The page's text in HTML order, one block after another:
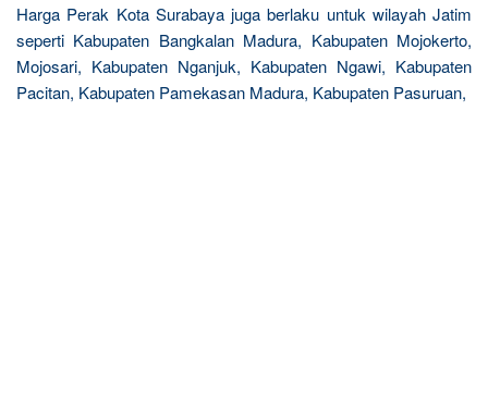
Harga Perak Kota Surabaya juga berlaku untuk wilayah Jatim
seperti Kabupaten Bangkalan Madura, Kabupaten Mojokerto,
Mojosari, Kabupaten Nganjuk, Kabupaten Ngawi, Kabupaten
Pacitan, Kabupaten Pamekasan Madura, Kabupaten Pasuruan,